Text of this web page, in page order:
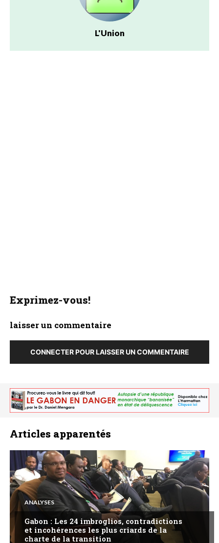
L'Union
Exprimez-vous!
laisser un commentaire
CONNECTER POUR LAISSER UN COMMENTAIRE
Articles apparentés
ANALYSES
Gabon : Les 24 imbroglios, contradictions
et incohérences les plus criards de la
charte de la transition